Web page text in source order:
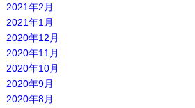
2021年2月
2021年1月
2020年12月
2020年11月
2020年10月
2020年9月
2020年8月